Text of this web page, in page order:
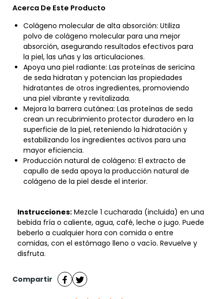
Acerca De Este Producto
Colágeno molecular de alta absorción: Utiliza
polvo de colágeno molecular para una mejor
absorción, asegurando resultados efectivos para
la piel, las uñas y las articulaciones.
Apoya una piel radiante: Las proteínas de sericina
de seda hidratan y potencian las propiedades
hidratantes de otros ingredientes, promoviendo
una piel vibrante y revitalizada.
Mejora la barrera cutánea: Las proteínas de seda
crean un recubrimiento protector duradero en la
superficie de la piel, reteniendo la hidratación y
estabilizando los ingredientes activos para una
mayor eficiencia.
Producción natural de colágeno: El extracto de
capullo de seda apoya la producción natural de
colágeno de la piel desde el interior.
Instrucciones: Mezcle 1 cucharada (incluida) en una
bebida fría o caliente, agua, café, leche o jugo. Puede
beberlo a cualquier hora con comida o entre
comidas, con el estómago lleno o vacío. Revuelve y
disfruta.
Compartir